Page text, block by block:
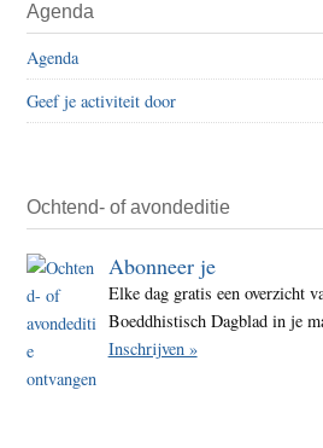
Agenda
Agenda
Geef je activiteit door
Ochtend- of avondeditie
Abonneer je
Elke dag gratis een overzicht
Boeddhistisch Dagblad in je
Inschrijven »